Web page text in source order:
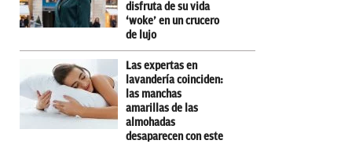
disfruta de su vida
‘woke’ en un crucero
de lujo
Las expertas en
lavandería coinciden:
las manchas
amarillas de las
almohadas
desaparecen con este